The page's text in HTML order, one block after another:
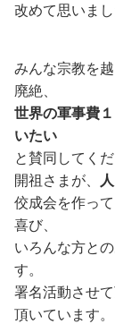
改めて思いまし
みんな宗教を
廃絶、
世界の軍事費
いたい
と賛同してく
開祖さまが、
佼成会を作っ
喜び、
いろんな方と
す。
署名活動させ
頂いています。